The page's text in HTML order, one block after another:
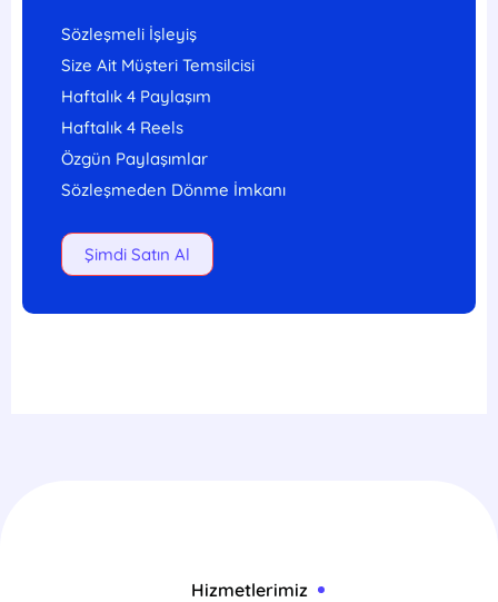
Sözleşmeli İşleyiş
Size Ait Müşteri Temsilcisi
Haftalık 4 Paylaşım
Haftalık 4 Reels
Özgün Paylaşımlar
Sözleşmeden Dönme İmkanı
Şimdi Satın Al
Hizmetlerimiz